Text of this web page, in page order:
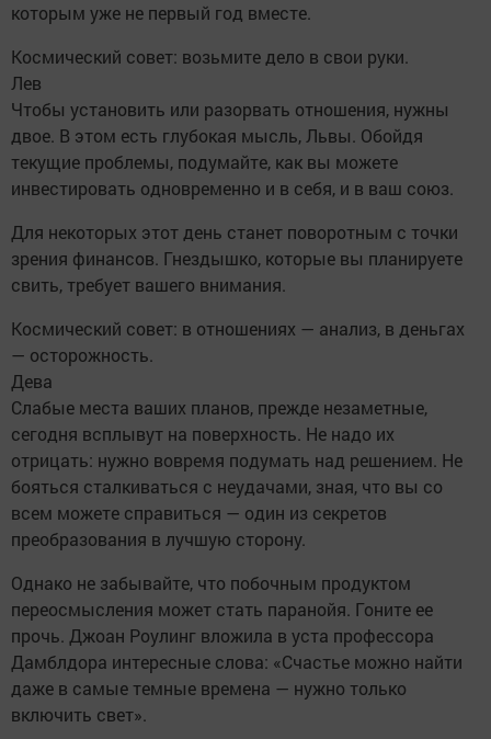
которым уже не первый год вместе.
Космический совет: возьмите дело в свои руки.
Лев
Чтобы установить или разорвать отношения, нужны
двое. В этом есть глубокая мысль, Львы. Обойдя
текущие проблемы, подумайте, как вы можете
инвестировать одновременно и в себя, и в ваш союз.
Для некоторых этот день станет поворотным с точки
зрения финансов. Гнездышко, которые вы планируете
свить, требует вашего внимания.
Космический совет: в отношениях — анализ, в деньгах
— осторожность.
Дева
Слабые места ваших планов, прежде незаметные,
сегодня всплывут на поверхность. Не надо их
отрицать: нужно вовремя подумать над решением. Не
бояться сталкиваться с неудачами, зная, что вы со
всем можете справиться — один из секретов
преобразования в лучшую сторону.
Однако не забывайте, что побочным продуктом
переосмысления может стать паранойя. Гоните ее
прочь. Джоан Роулинг вложила в уста профессора
Дамблдора интересные слова: «Счастье можно найти
даже в самые темные времена — нужно только
включить свет».